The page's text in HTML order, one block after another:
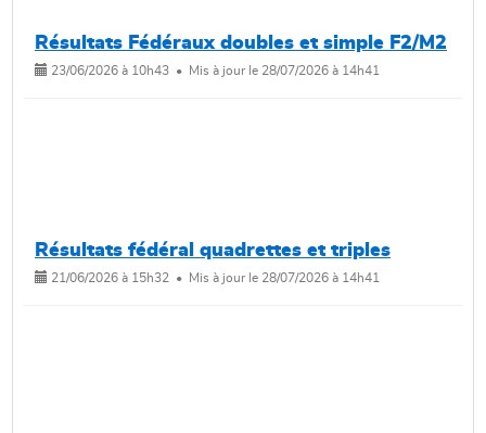
Résultats Fédéraux doubles et simple F2/M2
23/06/2026 à 10h43 • Mis à jour le 28/07/2026 à 14h41
Résultats fédéral quadrettes et triples
21/06/2026 à 15h32 • Mis à jour le 28/07/2026 à 14h41